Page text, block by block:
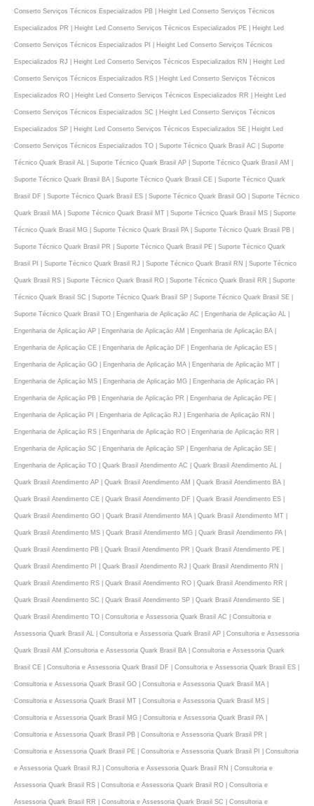
Conserto Serviços Técnicos Especializados PB | Height Led Conserto Serviços Técnicos
Especializados PR | Height Led Conserto Serviços Técnicos Especializados PE | Height Led
Conserto Serviços Técnicos Especializados PI | Height Led Conserto Serviços Técnicos
Especializados RJ | Height Led Conserto Serviços Técnicos Especializados RN | Height Led
Conserto Serviços Técnicos Especializados RS | Height Led Conserto Serviços Técnicos
Especializados RO | Height Led Conserto Serviços Técnicos Especializados RR | Height Led
Conserto Serviços Técnicos Especializados SC | Height Led Conserto Serviços Técnicos
Especializados SP | Height Led Conserto Serviços Técnicos Especializados SE | Height Led
Conserto Serviços Técnicos Especializados TO | Suporte Técnico Quark Brasil AC | Suporte
Técnico Quark Brasil AL | Suporte Técnico Quark Brasil AP | Suporte Técnico Quark Brasil AM |
Suporte Técnico Quark Brasil BA | Suporte Técnico Quark Brasil CE | Suporte Técnico Quark
Brasil DF | Suporte Técnico Quark Brasil ES | Suporte Técnico Quark Brasil GO | Suporte Técnico
Quark Brasil MA | Suporte Técnico Quark Brasil MT | Suporte Técnico Quark Brasil MS | Suporte
Técnico Quark Brasil MG | Suporte Técnico Quark Brasil PA | Suporte Técnico Quark Brasil PB |
Suporte Técnico Quark Brasil PR | Suporte Técnico Quark Brasil PE | Suporte Técnico Quark
Brasil PI | Suporte Técnico Quark Brasil RJ | Suporte Técnico Quark Brasil RN | Suporte Técnico
Quark Brasil RS | Suporte Técnico Quark Brasil RO | Suporte Técnico Quark Brasil RR | Suporte
Técnico Quark Brasil SC | Suporte Técnico Quark Brasil SP | Suporte Técnico Quark Brasil SE |
Suporte Técnico Quark Brasil TO | Engenharia de Aplicaçāo AC | Engenharia de Aplicaçāo AL |
Engenharia de Aplicaçāo AP | Engenharia de Aplicaçāo AM | Engenharia de Aplicaçāo BA |
Engenharia de Aplicaçāo CE | Engenharia de Aplicaçāo DF | Engenharia de Aplicaçāo ES |
Engenharia de Aplicaçāo GO | Engenharia de Aplicaçāo MA | Engenharia de Aplicaçāo MT |
Engenharia de Aplicaçāo MS | Engenharia de Aplicaçāo MG | Engenharia de Aplicaçāo PA |
Engenharia de Aplicaçāo PB | Engenharia de Aplicaçāo PR | Engenharia de Aplicaçāo PE |
Engenharia de Aplicaçāo PI | Engenharia de Aplicaçāo RJ | Engenharia de Aplicaçāo RN |
Engenharia de Aplicaçāo RS | Engenharia de Aplicaçāo RO | Engenharia de Aplicaçāo RR |
Engenharia de Aplicaçāo SC | Engenharia de Aplicaçāo SP | Engenharia de Aplicaçāo SE |
Engenharia de Aplicaçāo TO | Quark Brasil Atendimento AC | Quark Brasil Atendimento AL |
Quark Brasil Atendimento AP | Quark Brasil Atendimento AM | Quark Brasil Atendimento BA |
Quark Brasil Atendimento CE | Quark Brasil Atendimento DF | Quark Brasil Atendimento ES |
Quark Brasil Atendimento GO | Quark Brasil Atendimento MA | Quark Brasil Atendimento MT |
Quark Brasil Atendimento MS | Quark Brasil Atendimento MG | Quark Brasil Atendimento PA |
Quark Brasil Atendimento PB | Quark Brasil Atendimento PR | Quark Brasil Atendimento PE |
Quark Brasil Atendimento PI | Quark Brasil Atendimento RJ | Quark Brasil Atendimento RN |
Quark Brasil Atendimento RS | Quark Brasil Atendimento RO | Quark Brasil Atendimento RR |
Quark Brasil Atendimento SC | Quark Brasil Atendimento SP | Quark Brasil Atendimento SE |
Quark Brasil Atendimento TO | Consultoria e Assessoria Quark Brasil AC | Consultoria e
Assessoria Quark Brasil AL | Consultoria e Assessoria Quark Brasil AP | Consultoria e Assessoria
Quark Brasil AM |Consultoria e Assessoria Quark Brasil BA | Consultoria e Assessoria Quark
Brasil CE | Consultoria e Assessoria Quark Brasil DF | Consultoria e Assessoria Quark Brasil ES |
Consultoria e Assessoria Quark Brasil GO | Consultoria e Assessoria Quark Brasil MA |
Consultoria e Assessoria Quark Brasil MT | Consultoria e Assessoria Quark Brasil MS |
Consultoria e Assessoria Quark Brasil MG | Consultoria e Assessoria Quark Brasil PA |
Consultoria e Assessoria Quark Brasil PB | Consultoria e Assessoria Quark Brasil PR |
Consultoria e Assessoria Quark Brasil PE | Consultoria e Assessoria Quark Brasil PI | Consultoria
e Assessoria Quark Brasil RJ | Consultoria e Assessoria Quark Brasil RN | Consultoria e
Assessoria Quark Brasil RS | Consultoria e Assessoria Quark Brasil RO | Consultoria e
Assessoria Quark Brasil RR | Consultoria e Assessoria Quark Brasil SC | Consultoria e